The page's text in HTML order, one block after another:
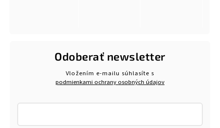
Odoberať newsletter
Vložením e-mailu súhlasíte s
podmienkami ochrany osobných údajov